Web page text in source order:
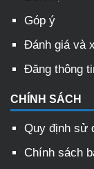
Góp ý
Đánh giá và
Đăng thông
CHÍNH SÁCH
Quy định sử
Chính sách